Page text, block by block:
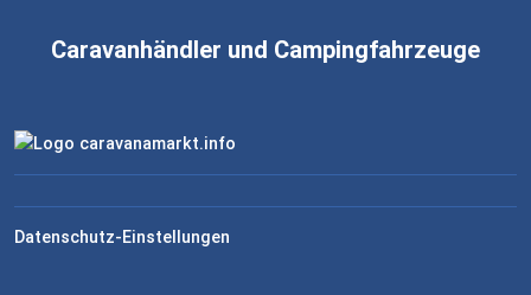
Caravanhändler und Campingfahrzeuge
Datenschutz-Einstellungen